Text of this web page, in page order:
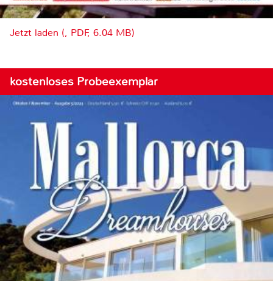
Jetzt laden (, PDF, 6.04 MB)
kostenloses Probeexemplar